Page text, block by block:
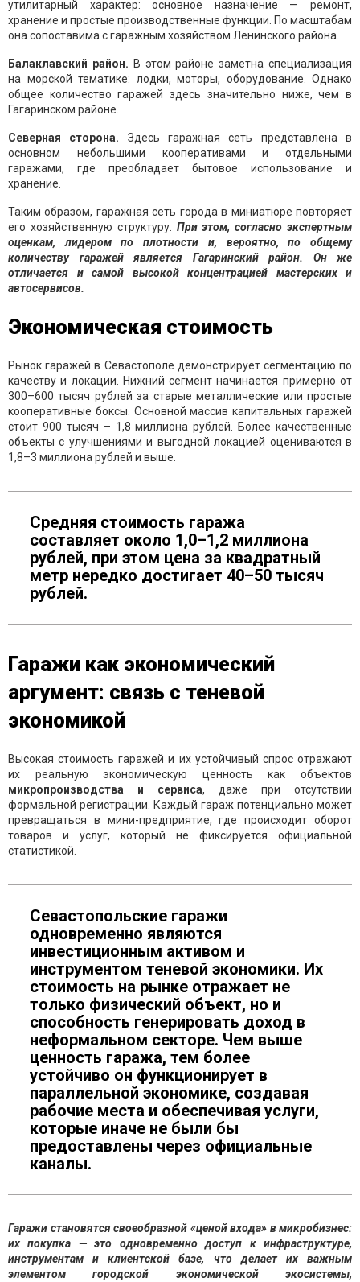
утилитарный характер: основное назначение — ремонт,
хранение и простые производственные функции. По масштабам
она сопоставима с гаражным хозяйством Ленинского района.
Балаклавский район. В этом районе заметна специализация
на морской тематике: лодки, моторы, оборудование. Однако
общее количество гаражей здесь значительно ниже, чем в
Гагаринском районе.
Северная сторона. Здесь гаражная сеть представлена в
основном небольшими кооперативами и отдельными
гаражами, где преобладает бытовое использование и
хранение.
Таким образом, гаражная сеть города в миниатюре повторяет
его хозяйственную структуру. При этом, согласно экспертным
оценкам, лидером по плотности и, вероятно, по общему
количеству гаражей является Гагаринский район. Он же
отличается и самой высокой концентрацией мастерских и
автосервисов.
Экономическая стоимость
Рынок гаражей в Севастополе демонстрирует сегментацию по
качеству и локации. Нижний сегмент начинается примерно от
300–600 тысяч рублей за старые металлические или простые
кооперативные боксы. Основной массив капитальных гаражей
стоит 900 тысяч – 1,8 миллиона рублей. Более качественные
объекты с улучшениями и выгодной локацией оцениваются в
1,8–3 миллиона рублей и выше.
Средняя стоимость гаража
составляет около 1,0–1,2 миллиона
рублей, при этом цена за квадратный
метр нередко достигает 40–50 тысяч
рублей.
Гаражи как экономический
аргумент: связь с теневой
экономикой
Высокая стоимость гаражей и их устойчивый спрос отражают
их реальную экономическую ценность как объектов
микропроизводства и сервиса, даже при отсутствии
формальной регистрации. Каждый гараж потенциально может
превращаться в мини-предприятие, где происходит оборот
товаров и услуг, который не фиксируется официальной
статистикой.
Севастопольские гаражи
одновременно являются
инвестиционным активом и
инструментом теневой экономики. Их
стоимость на рынке отражает не
только физический объект, но и
способность генерировать доход в
неформальном секторе. Чем выше
ценность гаража, тем более
устойчиво он функционирует в
параллельной экономике, создавая
рабочие места и обеспечивая услуги,
которые иначе не были бы
предоставлены через официальные
каналы.
Гаражи становятся своеобразной «ценой входа» в микробизнес:
их покупка — это одновременно доступ к инфраструктуре,
инструментам и клиентской базе, что делает их важным
элементом городской экономической экосистемы,